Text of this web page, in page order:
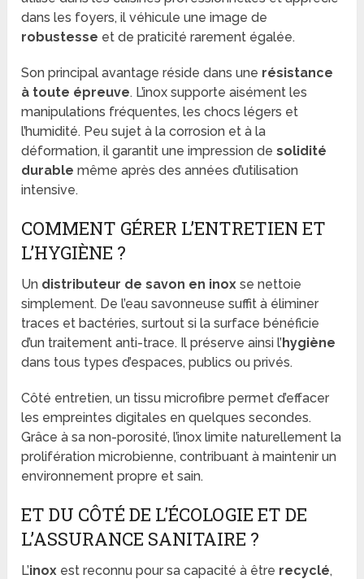
dans les foyers, il véhicule une image de
robustesse et de praticité rarement égalée.
Son principal avantage réside dans une résistance
à toute épreuve. L’inox supporte aisément les
manipulations fréquentes, les chocs légers et
l’humidité. Peu sujet à la corrosion et à la
déformation, il garantit une impression desolidité
durable même après des années d’utilisation
intensive.
COMMENT GÉRER L’ENTRETIEN ET
L’HYGIÈNE ?
Un distributeur de savon en inox se nettoie
simplement. De l’eau savonneuse suffit à éliminer
traces et bactéries, surtout si la surface bénéficie
d’un traitement anti-trace. Il préserve ainsi l’hygiène
dans tous types d’espaces, publics ou privés.
Côté entretien, un tissu microfibre permet d’effacer
les empreintes digitales en quelques secondes.
Grâce à sa non-porosité, l’inox limite naturellement la
prolifération microbienne, contribuant à maintenir un
environnement propre et sain.
ET DU CÔTÉ DE L’ÉCOLOGIE ET DE
L’ASSURANCE SANITAIRE ?
L’inox est reconnu pour sa capacité à être recyclé,